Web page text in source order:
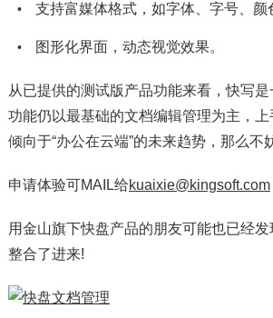
支持富媒体格式，如字体、字号、颜
图形化界面，动态视觉效果。
从已提供的测试版产品功能来看，快写
功能仍以最基础的文档编辑管理为主，
倾向于“办公在云端”的未来趋势，那么不
申请体验可MAIL给kuaixie@kingsoft.com
用金山旗下快盘产品的朋友可能也已经
整合了进来!